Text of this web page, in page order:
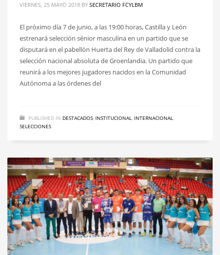
VIERNES, 25 MAYO 2018 BY SECRETARIO FCYLBM
El próximo día 7 de junio, a las 19:00 horas, Castilla y León
estrenará selección sénior masculina en un partido que se
disputará en el pabellón Huerta del Rey de Valladolid contra la
selección nacional absoluta de Groenlandia. Un partido que
reunirá a los mejores jugadores nacidos en la Comunidad
Autónoma a las órdenes del
PUBLISHED IN DESTACADOS INSTITUCIONAL INTERNACIONAL
SELECCIONES